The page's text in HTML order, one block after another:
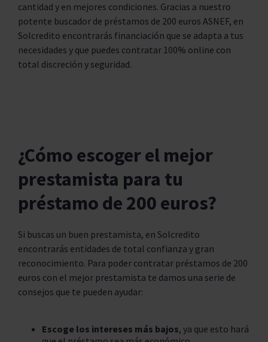
cantidad y en mejores condiciones. Gracias a nuestro
potente buscador de préstamos de 200 euros ASNEF, en
Solcredito encontrarás financiación que se adapta a tus
necesidades y que puedes contratar 100% online con
total discreción y seguridad.
¿Cómo escoger el mejor
prestamista para tu
préstamo de 200 euros?
Si buscas un buen prestamista, en Solcredito
encontrarás entidades de total confianza y gran
reconocimiento. Para poder contratar préstamos de 200
euros con el mejor prestamista te damos una serie de
consejos que te pueden ayudar:
Escoge los intereses más bajos, ya que esto hará